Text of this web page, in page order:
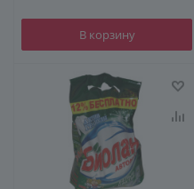
В корзину